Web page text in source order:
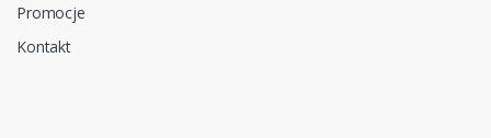
Promocje
Kontakt